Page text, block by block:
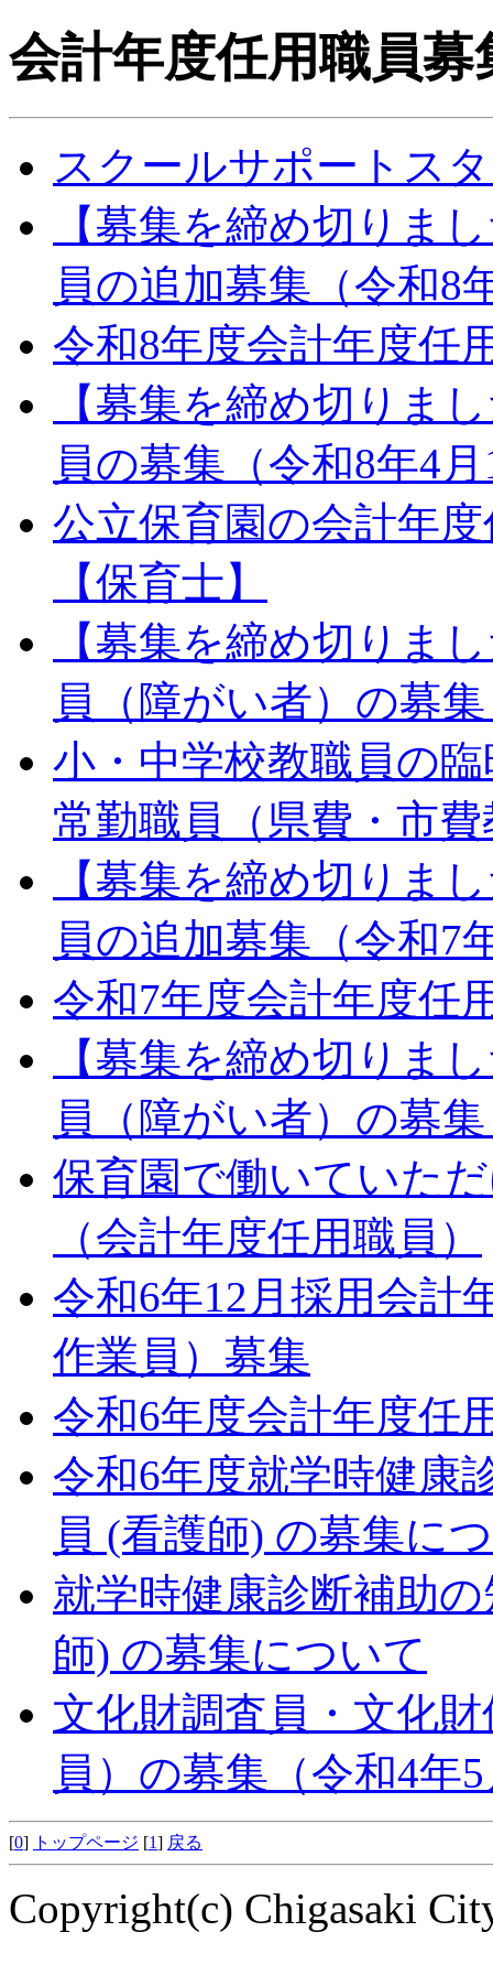
会計年度任用職員募
スクールサポートス
【募集を締め切りま
員の追加募集（令和8
令和8年度会計年度任
【募集を締め切りま
員の募集（令和8年4
公立保育園の会計年
【保育士】
【募集を締め切りま
員（障がい者）の募
小・中学校教職員の
常勤職員（県費・市
【募集を締め切りま
員の追加募集（令和7
令和7年度会計年度任
【募集を締め切りま
員（障がい者）の募
保育園で働いていた
（会計年度任用職員）
令和6年12月採用会計
作業員）募集
令和6年度会計年度任
令和6年度就学時健康
員 (看護師) の募集に
就学時健康診断補助
師) の募集について
文化財調査員・文化
員）の募集（令和4年
[0] トップページ [1] 戻る
Copyright(c) Chigasaki